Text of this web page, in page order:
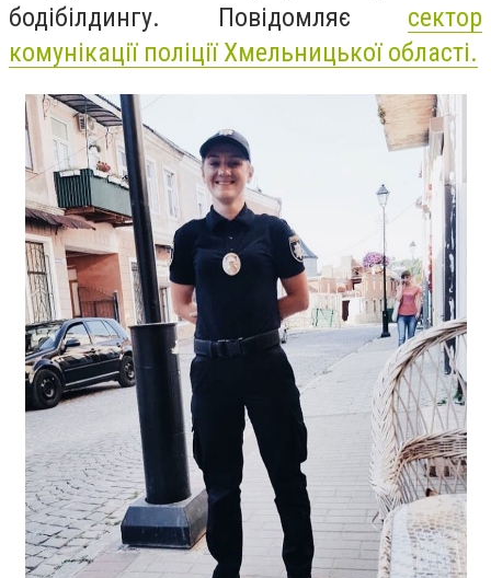
бодібілдингу. Повідомляє сектор
комунікації поліції Хмельницької області.